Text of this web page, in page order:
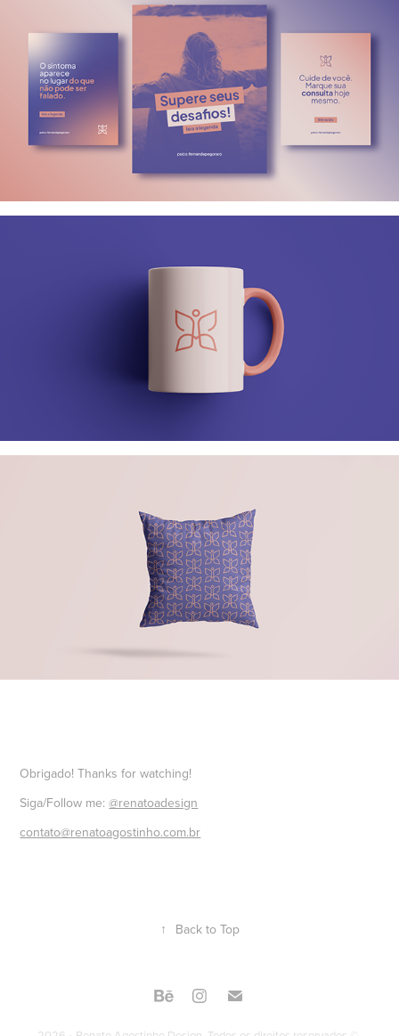
Obrigado! Thanks for watching!
Siga/Follow me:@renatoadesign
contato@renatoagostinho.com.br
↑ Back to Top